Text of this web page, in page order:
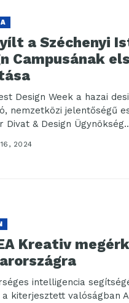
a Széchenyi
Campusának
Design Week a hazai
nemzetközi jelentőségű
Divat & Design
16, 2024
Kreativ
intelligencia
kiterjesztett valóságban